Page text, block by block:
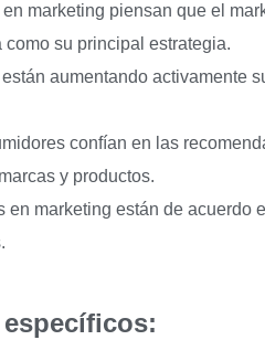
marketing piensan que el
su principal estrategia.
aumentando activamente
confían en las
y productos.
en marketing están de acuerdo